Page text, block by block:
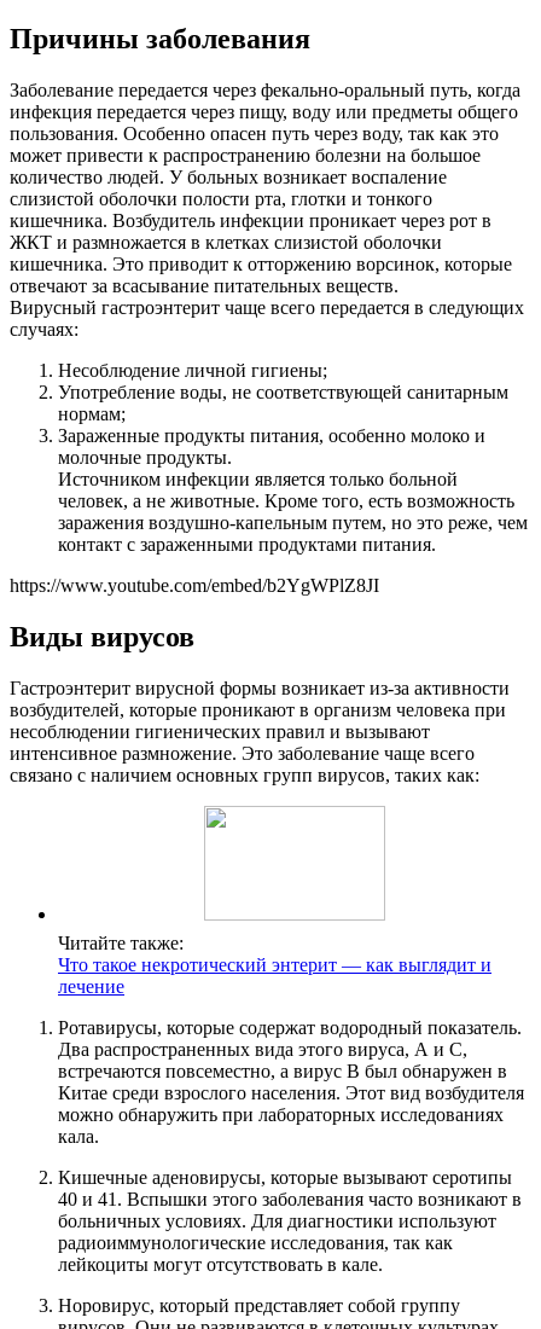
Причины заболевания
Заболевание передается через фекально-оральный путь, когда
инфекция передается через пищу, воду или предметы общего
пользования. Особенно опасен путь через воду, так как это
может привести к распространению болезни на большое
количество людей. У больных возникает воспаление
слизистой оболочки полости рта, глотки и тонкого
кишечника. Возбудитель инфекции проникает через рот в
ЖКТ и размножается в клетках слизистой оболочки
кишечника. Это приводит к отторжению ворсинок, которые
отвечают за всасывание питательных веществ.
Вирусный гастроэнтерит чаще всего передается в следующих
случаях:
Несоблюдение личной гигиены;
Употребление воды, не соответствующей санитарным
нормам;
Зараженные продукты питания, особенно молоко и
молочные продукты.
Источником инфекции является только больной
человек, а не животные. Кроме того, есть возможность
заражения воздушно-капельным путем, но это реже, чем
контакт с зараженными продуктами питания.
https://www.youtube.com/embed/b2YgWPlZ8JI
Виды вирусов
Гастроэнтерит вирусной формы возникает из-за активности
возбудителей, которые проникают в организм человека при
несоблюдении гигиенических правил и вызывают
интенсивное размножение. Это заболевание чаще всего
связано с наличием основных групп вирусов, таких как:
Читайте также:
Что такое некротический энтерит — как выглядит и
лечение
Ротавирусы, которые содержат водородный показатель.
Два распространенных вида этого вируса, А и С,
встречаются повсеместно, а вирус В был обнаружен в
Китае среди взрослого населения. Этот вид возбудителя
можно обнаружить при лабораторных исследованиях
кала.
Кишечные аденовирусы, которые вызывают серотипы
40 и 41. Вспышки этого заболевания часто возникают в
больничных условиях. Для диагностики используют
радиоиммунологические исследования, так как
лейкоциты могут отсутствовать в кале.
Норовирус, который представляет собой группу